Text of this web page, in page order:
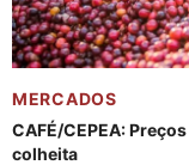
MERCADOS
CAFÉ/CEPEA:
colheita